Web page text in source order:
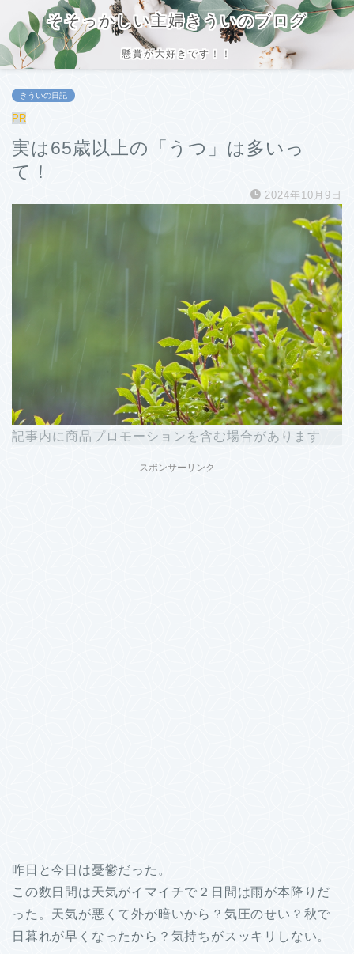
そそっかしい主婦きういのブログ
懸賞が大好きです！！
きういの日記
PR
実は65歳以上の「うつ」は多いっ
て！
2024年10月9日
記事内に商品プロモーションを含む場合があります
スポンサーリンク
昨日と今日は憂鬱だった。
この数日間は天気がイマイチで２日間は雨が本降りだ
った。天気が悪くて外が暗いから？気圧のせい？秋で
日暮れが早くなったから？気持ちがスッキリしない。